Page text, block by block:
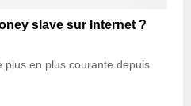
slave sur Internet ?
plus en plus courante depuis